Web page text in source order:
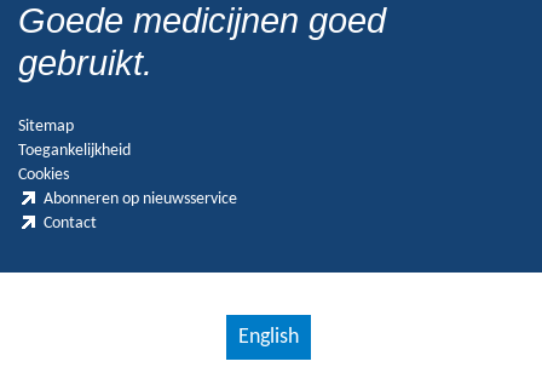
Goede medicijnen goed
gebruikt.
Sitemap
Toegankelijkheid
Cookies
Abonneren op nieuwsservice
Contact
English